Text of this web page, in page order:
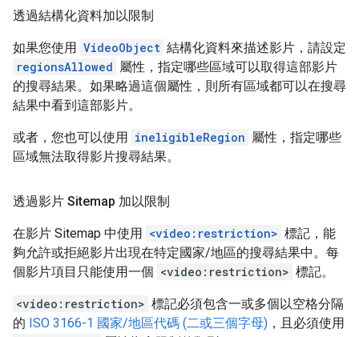
透過結構化資料加以限制
如果您使用 VideoObject 結構化資料來描述影片，請設定
regionsAllowed 屬性，指定哪些區域可以取得這部影片
的搜尋結果。如果略過這個屬性，則所有區域都可以在搜尋
結果中看到這部影片。
或者，您也可以使用 ineligibleRegion 屬性，指定哪些
區域無法取得影片搜尋結果。
透過影片 Sitemap 加以限制
在影片 Sitemap 中使用 <video:restriction> 標記，能
夠允許或拒絕影片出現在特定國家/地區的搜尋結果中。每
個影片項目只能使用一個 <video:restriction> 標記。
<video:restriction> 標記必須包含一或多個以空格分隔
的 ISO 3166-1 國家/地區代碼 (二或三個字母) ，且必須使用